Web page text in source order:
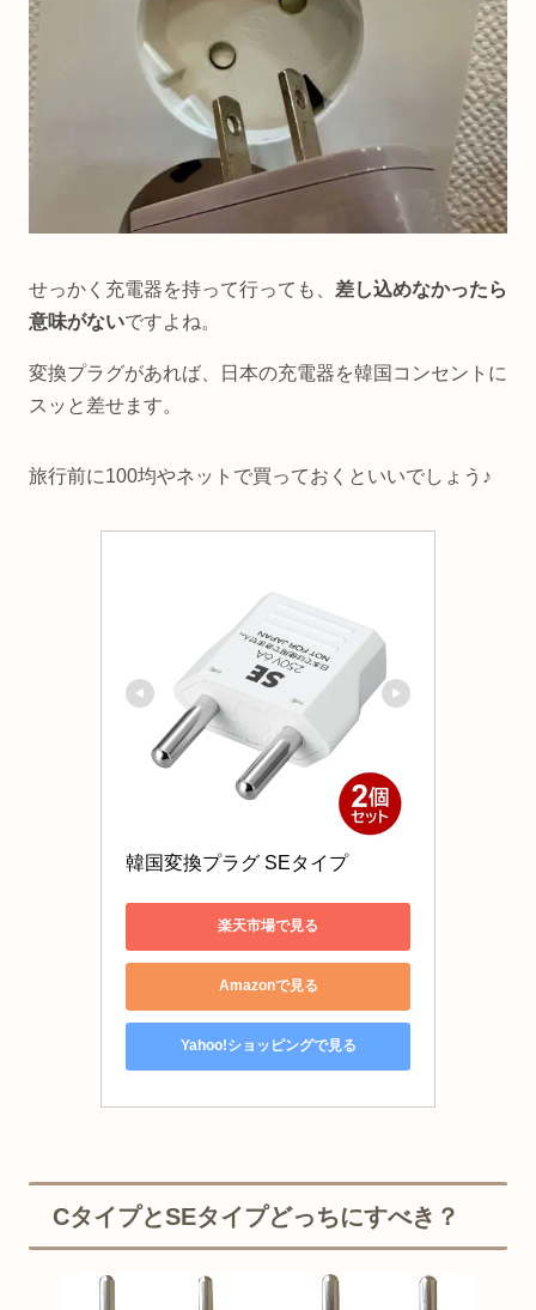
せっかく充電器を持って行っても、 差し込めなかったら
意味がないですよね。
変換プラグがあれば、日本の充電器を韓国コンセントに
スッと差せます。
旅行前に100均やネットで買っておくといいでしょう♪
韓国変換プラグ SEタイプ
楽天市場で見る
Amazonで見る
Yahoo!ショッピングで見る
CタイプとSEタイプどっちにすべき？